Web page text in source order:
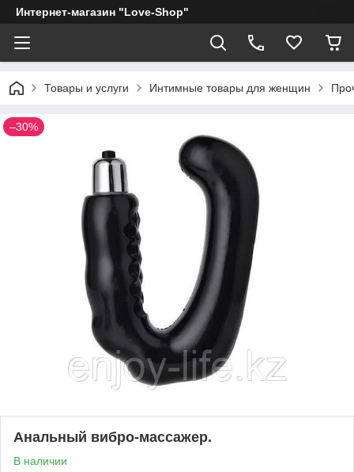
Интернет-магазин "Love-Shop"
Товары и услуги Интимные товары для женщин
–30%
Анальный вибро-массажер.
В наличии